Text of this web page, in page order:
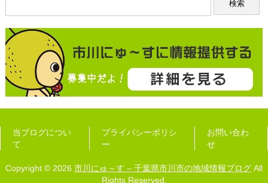
当ブログについ
て
プライバシーポリシ
ー
お問い合わ
せ
Copyright © 2026 市川にゅ～す – 千葉県市川市の地域情報ブログ All
Rights Reserved.